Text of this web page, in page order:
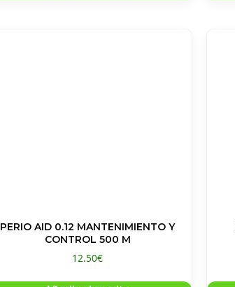
PERIO AID 0.12 MANTENIMIENTO Y
CONTROL 500 M
12.50€